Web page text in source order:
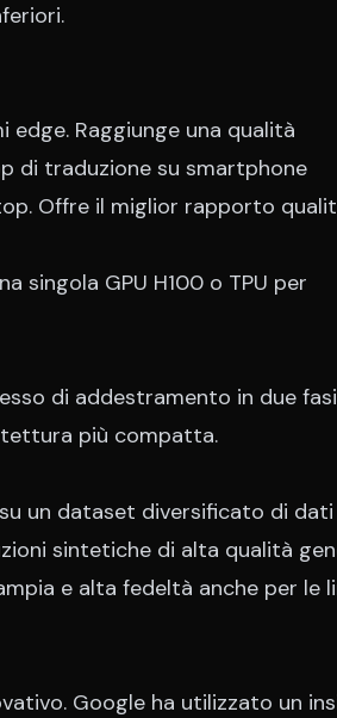
Raggiunge una qualità
di traduzione su smartphone
Offre il miglior rapporto
singola GPU H100 o TPU per
di addestramento in due
più compatta.
un dataset diversificato di dati
sintetiche di alta qualità
e alta fedeltà anche per le
Google ha utilizzato un